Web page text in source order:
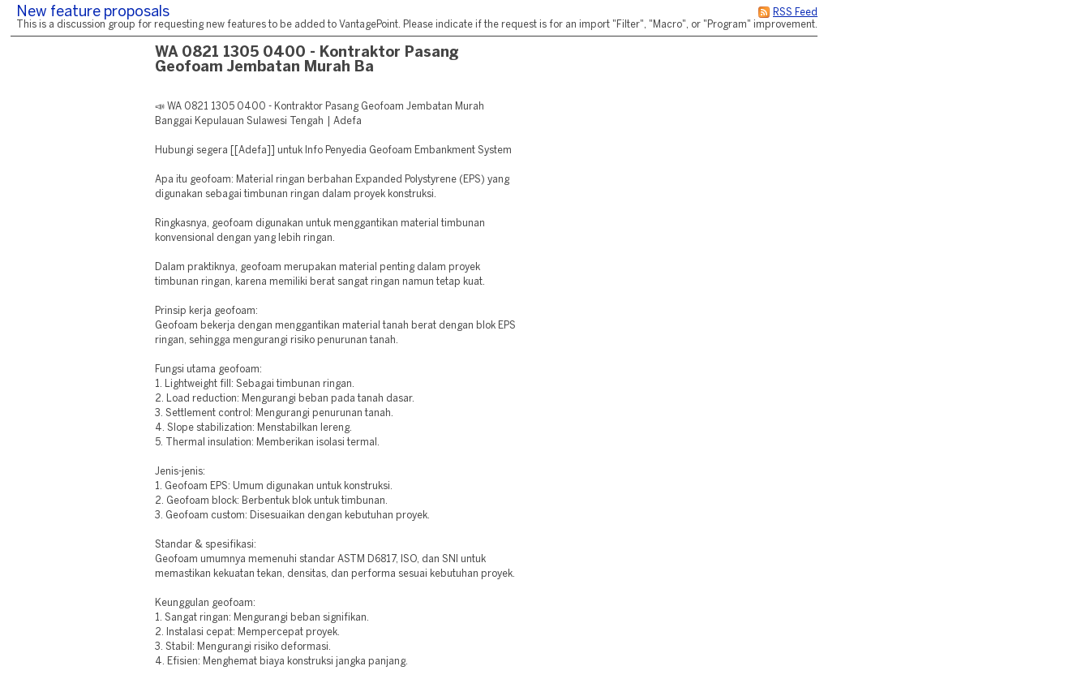
RSS Feed
New feature proposals
This is a discussion group for requesting new features to be added to VantagePoint. Please indicate if the request is for an import "Filter", "Macro", or "Program" improvement.
WA 0821 1305 0400 - Kontraktor Pasang
Geofoam Jembatan Murah Ba
📣 WA 0821 1305 0400 - Kontraktor Pasang Geofoam Jembatan Murah
Banggai Kepulauan Sulawesi Tengah | Adefa
Hubungi segera [[Adefa]] untuk Info Penyedia Geofoam Embankment System
Apa itu geofoam: Material ringan berbahan Expanded Polystyrene (EPS) yang
digunakan sebagai timbunan ringan dalam proyek konstruksi.
Ringkasnya, geofoam digunakan untuk menggantikan material timbunan
konvensional dengan yang lebih ringan.
Dalam praktiknya, geofoam merupakan material penting dalam proyek
timbunan ringan, karena memiliki berat sangat ringan namun tetap kuat.
Prinsip kerja geofoam:
Geofoam bekerja dengan menggantikan material tanah berat dengan blok EPS
ringan, sehingga mengurangi risiko penurunan tanah.
Fungsi utama geofoam:
1. Lightweight fill: Sebagai timbunan ringan.
2. Load reduction: Mengurangi beban pada tanah dasar.
3. Settlement control: Mengurangi penurunan tanah.
4. Slope stabilization: Menstabilkan lereng.
5. Thermal insulation: Memberikan isolasi termal.
Jenis-jenis:
1. Geofoam EPS: Umum digunakan untuk konstruksi.
2. Geofoam block: Berbentuk blok untuk timbunan.
3. Geofoam custom: Disesuaikan dengan kebutuhan proyek.
Standar & spesifikasi:
Geofoam umumnya memenuhi standar ASTM D6817, ISO, dan SNI untuk
memastikan kekuatan tekan, densitas, dan performa sesuai kebutuhan proyek.
Keunggulan geofoam:
1. Sangat ringan: Mengurangi beban signifikan.
2. Instalasi cepat: Mempercepat proyek.
3. Stabil: Mengurangi risiko deformasi.
4. Efisien: Menghemat biaya konstruksi jangka panjang.